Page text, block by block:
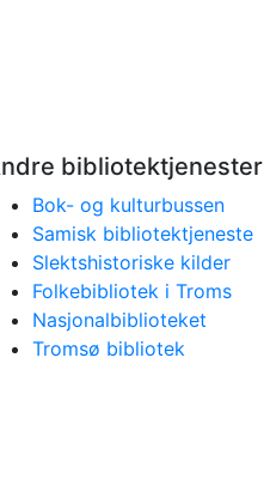
bibliotektjenester
Bok- og kulturbussen
Samisk bibliotektjeneste
Slektshistoriske kilder
Folkebibliotek i Troms
Nasjonalbiblioteket
Tromsø bibliotek